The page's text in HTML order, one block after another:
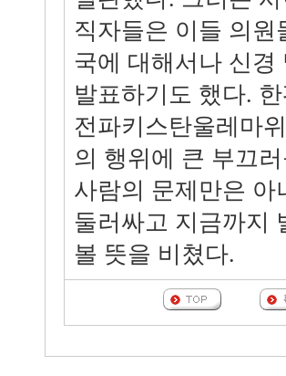
직자들은 이들 의
국에 대해서나 신
발표하기도 했다.
전파키스탄울레마
의 행위에 큰 부끄
사람의 문제만은 아
둘러싸고 지금까지
볼 뜻을 비쳤다.